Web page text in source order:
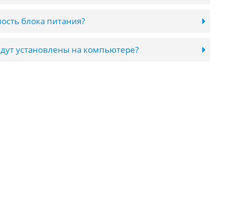
блока питания?
установлены на компьютере?